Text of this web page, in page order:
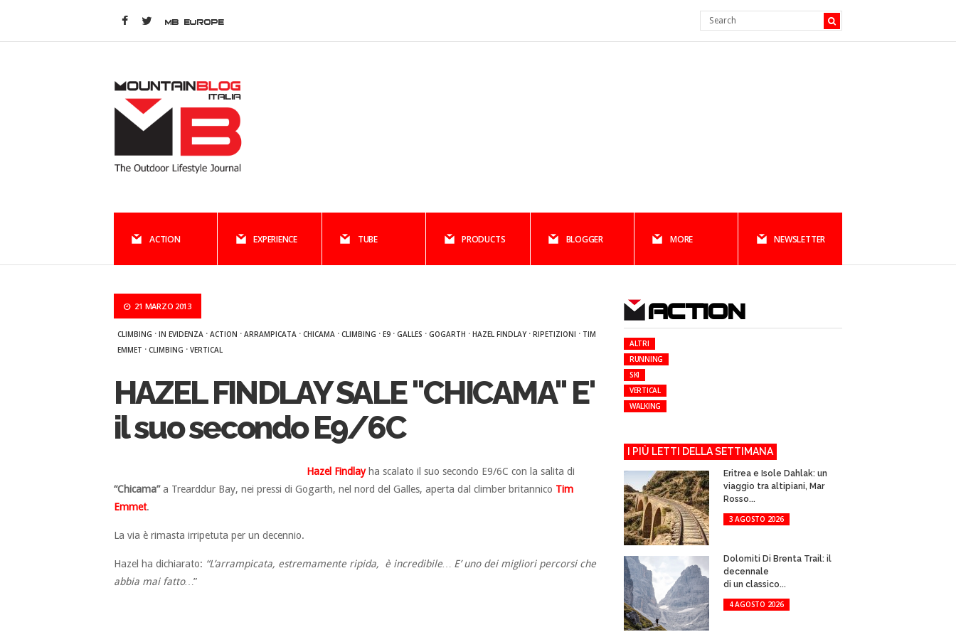
MB EUROPE
ACTION EXPERIENCE TUBE PRODUCTS BLOGGER MORE NEWSLETTER
21 MARZO 2013
CLIMBING · IN EVIDENZA · ACTION · ARRAMPICATA · CHICAMA · CLIMBING · E9 · GALLES · GOGARTH · HAZEL FINDLAY· RIPETIZIONI · TIM
EMMET · CLIMBING · VERTICAL
HAZEL FINDLAY SALE "CHICAMA" E'
il suo secondo E9/6C
Hazel Findlayha scalato il suo secondo E9/6C con la salita di
“Chicama”a Trearddur Bay, nei pressi di Gogarth, nel nord del Galles, aperta dal climber britannico Tim
Emmet.
La via è rimasta irripetuta per un decennio.
Hazel ha dichiarato: “L’arrampicata, estremamente ripida, è incredibile… E’ uno dei migliori percorsi che
abbia mai fatto… ”
ACTION
ALTRI
RUNNING
SKI
VERTICAL
WALKING
I PIÙ LETTI DELLA SETTIMANA
Eritrea e Isole Dahlak: un
viaggio tra altipiani, Mar
Rosso...
3 AGOSTO 2026
Dolomiti Di Brenta Trail: il
decennale
di un classico...
4 AGOSTO 2026